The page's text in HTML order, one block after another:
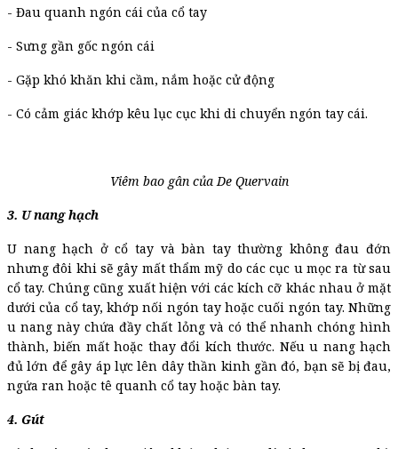
- Đau quanh ngón cái của cổ tay
- Sưng gần gốc ngón cái
- Gặp khó khăn khi cầm, nắm hoặc cử động
- Có cảm giác khớp kêu lục cục khi di chuyển ngón tay cái.
Viêm bao gân của De Quervain
3. U nang hạch
U nang hạch ở cổ tay và bàn tay thường không đau đớn
nhưng đôi khi sẽ gây mất thẩm mỹ do các cục u mọc ra từ sau
cổ tay. Chúng cũng xuất hiện với các kích cỡ khác nhau ở mặt
dưới của cổ tay, khớp nối ngón tay hoặc cuối ngón tay. Những
u nang này chứa đầy chất lỏng và có thể nhanh chóng hình
thành, biến mất hoặc thay đổi kích thước. Nếu u nang hạch
đủ lớn để gây áp lực lên dây thần kinh gần đó, bạn sẽ bị đau,
ngứa ran hoặc tê quanh cổ tay hoặc bàn tay.
4. Gút